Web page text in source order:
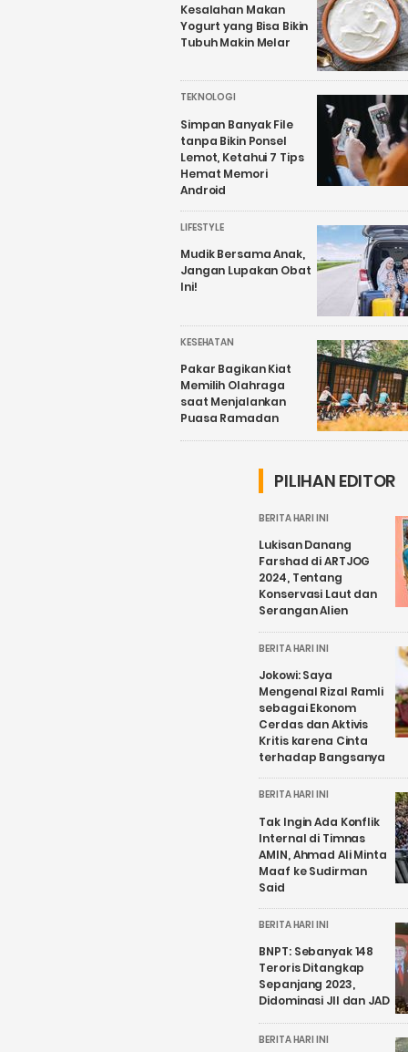
Kesalahan Makan
Yogurt yang Bisa Bikin
Tubuh Makin Melar
TEKNOLOGI
Simpan Banyak File
tanpa Bikin Ponsel
Lemot, Ketahui 7 Tips
Hemat Memori
Android
LIFESTYLE
Mudik Bersama Anak,
Jangan Lupakan Obat
Ini!
KESEHATAN
Pakar Bagikan Kiat
Memilih Olahraga
saat Menjalankan
Puasa Ramadan
PILIHAN EDITOR
BERITA HARI INI
Lukisan Danang
Farshad di ARTJOG
2024, Tentang
Konservasi Laut dan
Serangan Alien
BERITA HARI INI
Jokowi: Saya
Mengenal Rizal Ramli
sebagai Ekonom
Cerdas dan Aktivis
Kritis karena Cinta
terhadap Bangsanya
BERITA HARI INI
Tak Ingin Ada Konflik
Internal di Timnas
AMIN, Ahmad Ali Minta
Maaf ke Sudirman
Said
BERITA HARI INI
BNPT: Sebanyak 148
Teroris Ditangkap
Sepanjang 2023,
Didominasi JII dan JAD
BERITA HARI INI